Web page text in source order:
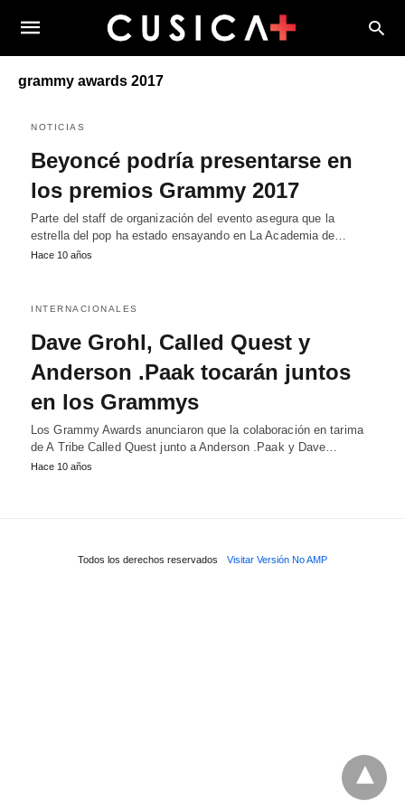
grammy awards 2017
NOTICIAS
Beyoncé podría presentarse en
los premios Grammy 2017
Parte del staff de organización del evento asegura que la
estrella del pop ha estado ensayando en La Academia de…
Hace 10 años
INTERNACIONALES
Dave Grohl, Called Quest y
Anderson .Paak tocarán juntos
en los Grammys
Los Grammy Awards anunciaron que la colaboración en tarima
de A Tribe Called Quest junto a Anderson .Paak y Dave…
Hace 10 años
Todos los derechos reservados Visitar Versión No AMP